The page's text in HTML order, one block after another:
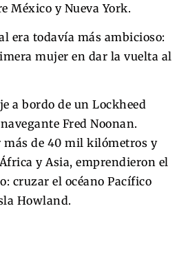
México y Nueva York.
era todavía más ambicioso:
mujer en dar la vuelta al
a bordo de un Lockheed
Fred Noonan.
más de 40 mil kilómetros y
y Asia, emprendieron el
cruzar el océano Pacífico
Howland.